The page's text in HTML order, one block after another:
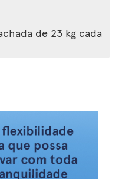
de 23 kg cada